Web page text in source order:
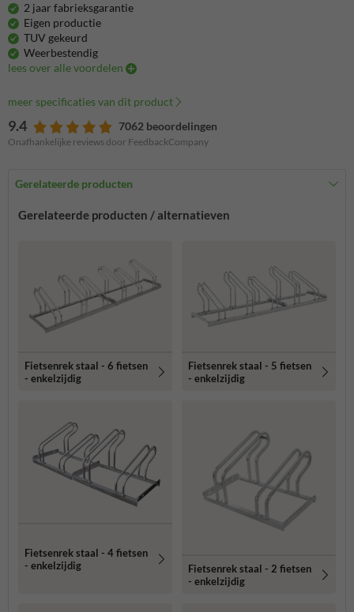
2 jaar fabrieksgarantie
Eigen productie
TUV gekeurd
Weerbestendig
lees over alle voordelen
meer specificaties van dit product
9.4 7062 beoordelingen
Onafhankelijke reviews door FeedbackCompany
Gerelateerde producten
Gerelateerde producten / alternatieven
Fietsenrek staal - 6 fietsen
- enkelzijdig
Fietsenrek staal - 5 fietsen
- enkelzijdig
Fietsenrek staal - 4 fietsen
- enkelzijdig
Fietsenrek staal - 2 fietsen
- enkelzijdig